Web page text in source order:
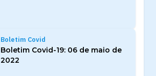
Boletim Covid
Boletim Covid-19: 06 de maio de
2022